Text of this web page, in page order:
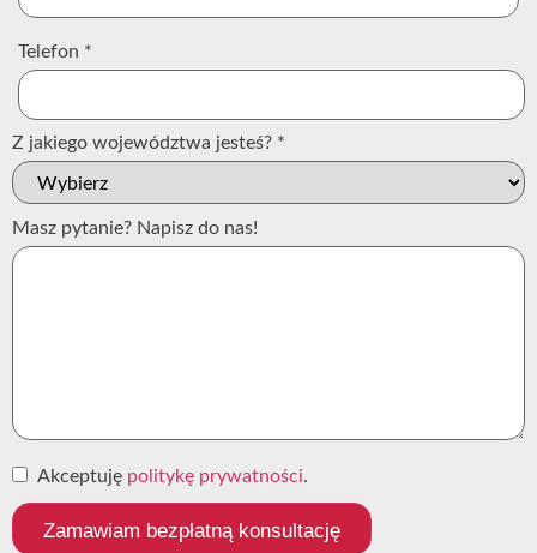
Telefon *
Z jakiego województwa jesteś? *
Masz pytanie? Napisz do nas!
Akceptuję politykę prywatności.
Zamawiam bezpłatną konsultację